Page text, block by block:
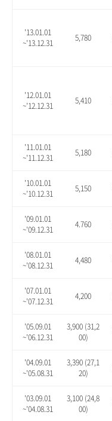
'13.01.01
~'13.12.31
5,780
'12.01.01
~'12.12.31
5,410
'11.01.01
~'11.12.31
5,180
'10.01.01
~'10.12.31
5,150
'09.01.01
~'09.12.31
4.760
'08.01.01
~'08.12.31
4,480
'07.01.01
~'07.12.31
4,200
'05.09.01
~'06.12.31
3,900 (31,2
00)
'04.09.01
~'05.08.31
3,390 (27,1
20)
'03.09.01
~'04.08.31
3,100 (24,8
00)